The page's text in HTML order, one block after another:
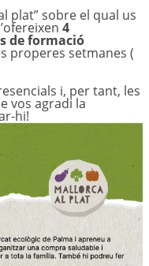
plat” sobre el qual us
4
de formació
properes setmanes (
i, per tant, les
vos agradi la
hi!